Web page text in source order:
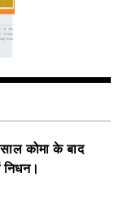
कोमा के बाद
निधन।